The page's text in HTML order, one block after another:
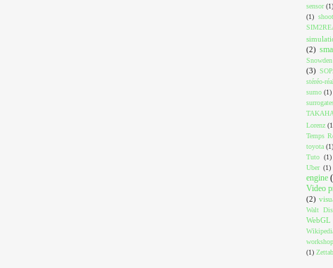
sensor (1)
(1)
(2)
Snowden
(3)
stéréo-
sumo (1)
Lorenz
Temps
toyota (1)
Tuto (1)
Uber (1)
engine
Video
(2)
Walt
WebGL
workshop
(1)